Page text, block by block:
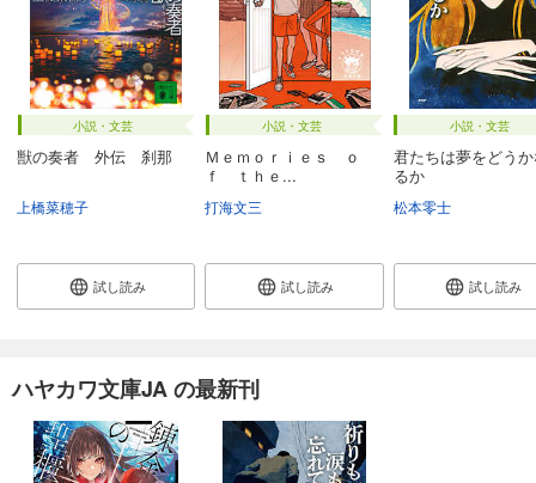
小説・文芸
獣の奏者 外伝 刹那
上橋菜穂子
試し読み
小説・文芸
Ｍｅｍｏｒｉｅｓ ｏ
ｆ ｔｈｅ...
打海文三
試し読み
小説・文芸
君たちは夢をどう
るか
松本零士
試し読み
ハヤカワ文庫JA の最新刊